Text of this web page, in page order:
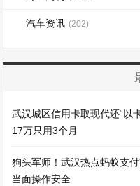
汽车资讯 (202)
武汉城区信用卡取现代还“以
17万只用3个月
狗头军师！武汉热点蚂蚁支
当面操作安全.